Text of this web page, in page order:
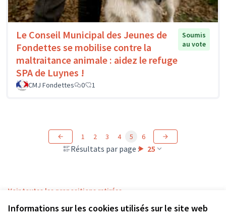
Informations sur les cookies utilisés sur le site web
Le Conseil Municipal des Jeunes de
Fondettes se mobilise contre la
maltraitance animale : aidez le refuge
SPA de Luynes !
Soumis
au vote
CMJ Fondettes 0 1
Résultats par page : 25
1 2 3 4 5 6
Voir toutes les propositions retirées